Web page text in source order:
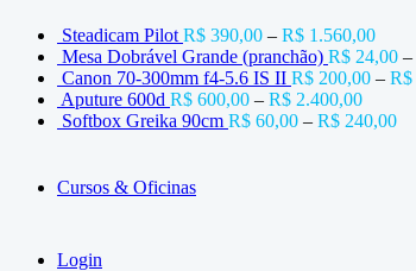
Steadicam Pilot R$ 390,00 – R$ 1.560,00
Mesa Dobrável Grande (pranchão) R$ 24,00 –
Canon 70-300mm f4-5.6 IS II R$ 200,00 – R$
Aputure 600d R$ 600,00 – R$ 2.400,00
Softbox Greika 90cm R$ 60,00 – R$ 240,00
Cursos & Oficinas
Login